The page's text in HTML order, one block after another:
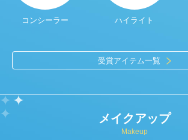
コンシーラー ハイライト
受賞アイテム一覧
メイクアップ
Makeup